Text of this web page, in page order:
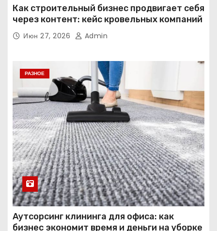
Как строительный бизнес продвигает себя
через контент: кейс кровельных компаний
Июн 27, 2026 Admin
РАЗНОЕ
Аутсорсинг клининга для офиса: как
бизнес экономит время и деньги на уборке